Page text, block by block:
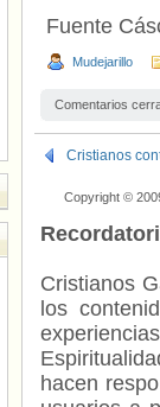
Fuente
Mudejarillo
Comentarios
Cristianos
Copyright ©
Cristianos
los
hacen